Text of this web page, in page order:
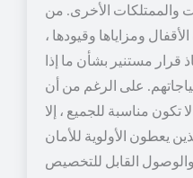
والممتلكات الأخرى. من
ومزاياها وقيودها ،
قرار مستنير بشأن ما إذا
على الرغم من أن
تكون مناسبة للجميع ، إلا
يعطون الأولوية للأمان